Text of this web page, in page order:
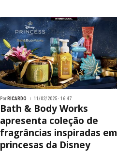
Por RICARDO 11/02/2025 · 16:47
Bath & Body Works
apresenta coleção de
fragrâncias inspiradas em
princesas da Disney